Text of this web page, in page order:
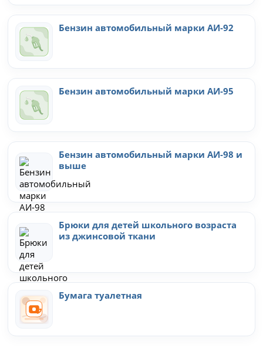
Бензин автомобильный марки АИ-92
Бензин автомобильный марки АИ-95
Бензин автомобильный марки АИ-98 и
выше
Брюки для детей школьного возраста
из джинсовой ткани
Бумага туалетная